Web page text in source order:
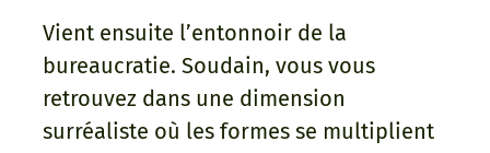
Vient ensuite l’entonnoir de la
bureaucratie. Soudain, vous vous
retrouvez dans une dimension
surréaliste où les formes se multiplient